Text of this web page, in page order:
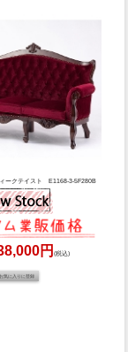
ークテイスト E1168-3-5F280B
円 (税込)